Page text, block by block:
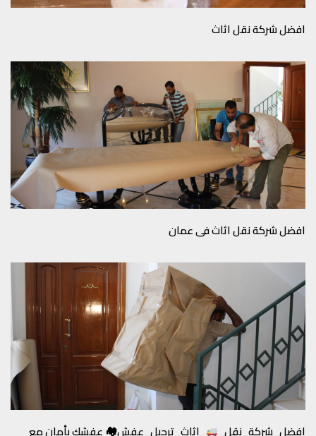
افضل شركة نقل اثاث
افضل شركة نقل اثاث في عمان
افضل_شركة_نقل_ _اثاث_ترحيل_عفش🏘 عفشك بأمان مع